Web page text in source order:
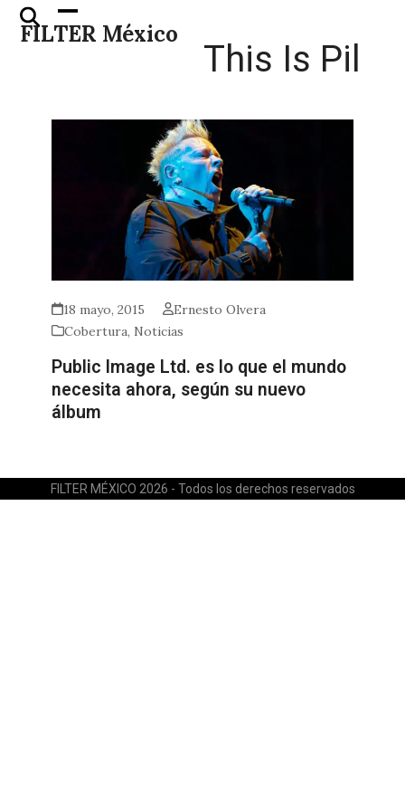
Skip
FILTER México
Open
mobile
Close
mobile
This Is Pil
18 mayo, 2015
Ernesto Olvera
Cobertura, Noticias
Public Image Ltd. es lo que el mundo
necesita ahora, según su nuevo
álbum
FILTER MÉXICO 2026 - Todos los derechos reservados